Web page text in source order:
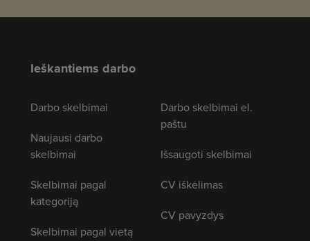
Ieškantiems darbo
Darbo skelbimai
Naujausi darbo
skelbimai
Skelbimai pagal
kategoriją
Skelbimai pagal vietą
Darbo skelbimai el.
paštu
Išsaugoti skelbimai
CV iškėlimas
CV pavyzdys